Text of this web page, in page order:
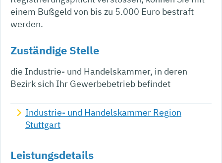
einem Bußgeld von bis zu 5.000 Euro bestraft
werden.
Zuständige Stelle
die Industrie- und Handelskammer, in deren
Bezirk sich Ihr Gewerbebetrieb befindet
Industrie- und Handelskammer Region
Stuttgart
Leistungsdetails